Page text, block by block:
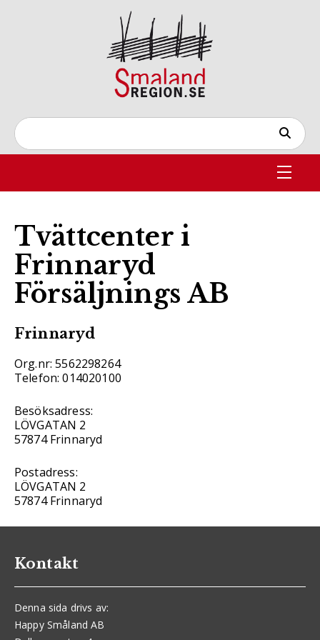
Tvättcenter i
Frinnaryd
Försäljnings AB
Frinnaryd
Org.nr: 5562298264
Telefon: 014020100
Besöksadress:
LÖVGATAN 2
57874 Frinnaryd
Postadress:
LÖVGATAN 2
57874 Frinnaryd
Kontakt
Denna sida drivs av:
Happy Småland AB